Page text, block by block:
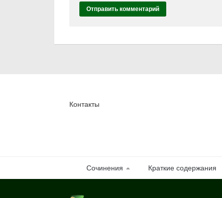
Контакты
Сочинения Краткие содержания